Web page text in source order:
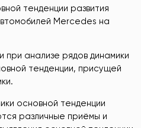
тенденции развития
Mercedes на
при анализе рядов динамики
тенденции, присущей
основной тенденции
различные приёмы и